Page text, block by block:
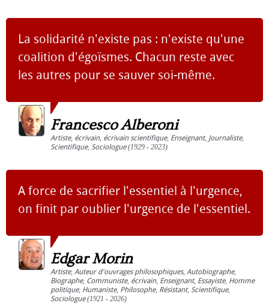
La solidarité n'existe pas : n'existe qu'une
coalition d'égoïsmes. Chacun reste avec
les autres pour se sauver soi-même.
Francesco Alberoni
Artiste, écrivain, écrivain scientifique, Enseignant, Journaliste,
Scientifique, Sociologue(1929 - 2023)
A force de sacrifier l'essentiel à l'urgence,
on finit par oublier l'urgence de l'essentiel.
Edgar Morin
Artiste, Auteur d'ouvrages philosophiques, Autobiographe,
Biographe, Communiste, écrivain, Enseignant, Essayiste, Homme
politique, Humaniste, Philosophe, Résistant, Scientifique,
Sociologue(1921 - 2026)